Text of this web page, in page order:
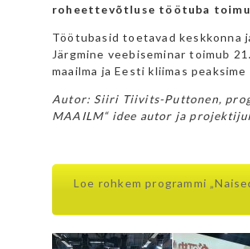
roheettevõtluse töötuba
Töötubasid toetavad keskkonna
Järgmine veebiseminar toimub
maailma ja Eesti kliimas peaksime
Autor: Siiri Tiivits-Puttonen,
MAAILM“ idee autor ja
Loe rohkem programmi